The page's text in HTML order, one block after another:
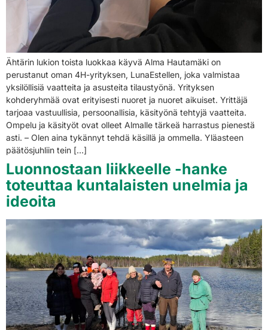
Ähtärin lukion toista luokkaa käyvä Alma Hautamäki on
perustanut oman 4H-yrityksen, LunaEstellen, joka valmistaa
yksilöllisiä vaatteita ja asusteita tilaustyönä. Yrityksen
kohderyhmää ovat erityisesti nuoret ja nuoret aikuiset. Yrittäjä
tarjoaa vastuullisia, persoonallisia, käsityönä tehtyjä vaatteita.
Ompelu ja käsityöt ovat olleet Almalle tärkeä harrastus pienestä
asti. – Olen aina tykännyt tehdä käsillä ja ommella. Yläasteen
päätösjuhliin tein […]
Luonnostaan liikkeelle -hanke
toteuttaa kuntalaisten unelmia ja
ideoita